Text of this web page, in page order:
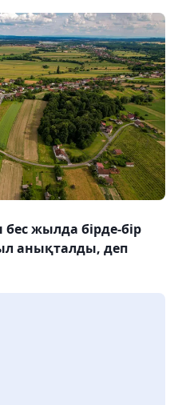
жылда бірде-бір
анықталды, деп